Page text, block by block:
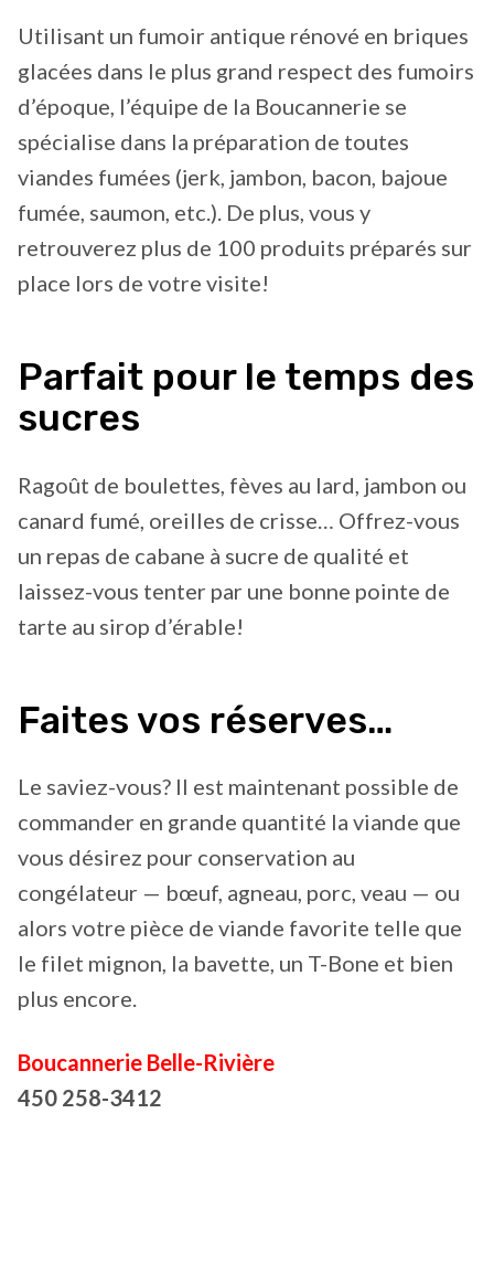
Utilisant un fumoir antique rénové en briques
glacées dans le plus grand respect des fumoirs
d’époque, l’équipe de la Boucannerie se
spécialise dans la préparation de toutes
viandes fumées (jerk, jambon, bacon, bajoue
fumée, saumon, etc.). De plus, vous y
retrouverez plus de 100 produits préparés sur
place lors de votre visite!
Parfait pour le temps des
sucres
Ragoût de boulettes, fèves au lard, jambon ou
canard fumé, oreilles de crisse… Offrez-vous
un repas de cabane à sucre de qualité et
laissez-vous tenter par une bonne pointe de
tarte au sirop d’érable!
Faites vos réserves…
Le saviez-vous? Il est maintenant possible de
commander en grande quantité la viande que
vous désirez pour conservation au
congélateur — bœuf, agneau, porc, veau — ou
alors votre pièce de viande favorite telle que
le filet mignon, la bavette, un T-Bone et bien
plus encore.
Boucannerie Belle-Rivière
450 258-3412